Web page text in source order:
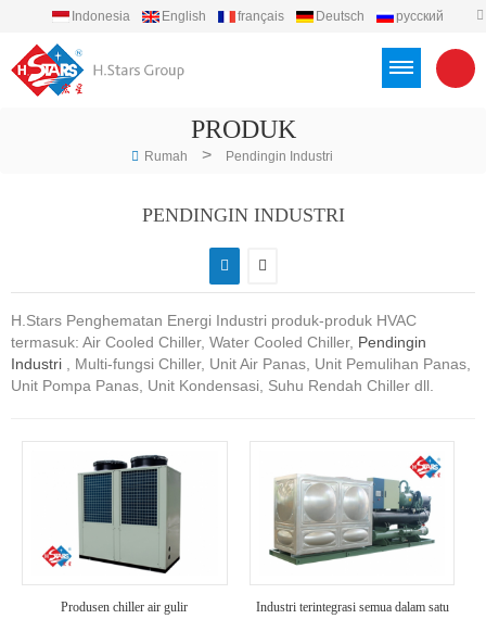
Indonesia English français Deutsch
русский
PRODUK
Rumah > Pendingin Industri
PENDINGIN INDUSTRI
H.Stars Penghematan Energi Industri produk-produk HVAC
termasuk: Air Cooled Chiller, Water Cooled Chiller, Pendingin
Industri , Multi-fungsi Chiller, Unit Air Panas, Unit Pemulihan Panas,
Unit Pompa Panas, Unit Kondensasi, Suhu Rendah Chiller dll.
Produsen chiller air gulir
Industri terintegrasi semua dalam satu